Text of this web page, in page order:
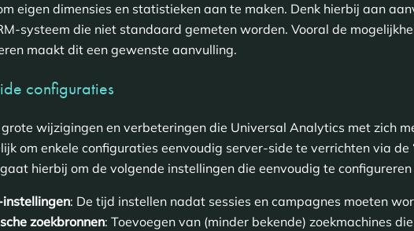
eigen dimensies en statistieken aan te maken. Denk hierbij aan
systeem die niet standaard gemeten worden. Vooral de
maakt dit een gewenste aanvulling.
configuraties
wijzigingen en verbeteringen die Universal Analytics met zich
om enkele configuraties eenvoudig server-side te verrichten via de
hierbij om de volgende instellingen die eenvoudig te configureren
instellingen: De tijd instellen nadat sessies en campagnes moeten
zoekbronnen: Toevoegen van (minder bekende) zoekmachines